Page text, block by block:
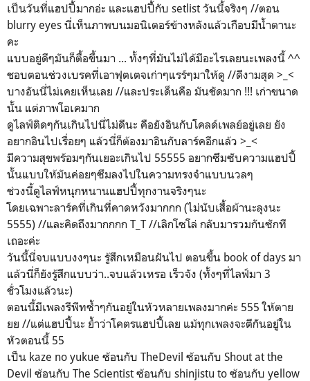
เป็นวันที่แฮปปี้มากอ่ะ และแฮปปี้กับ setlist วันนี้จริงๆ //ตอน
blurry eyes นี่เห็นภาพบนมอนิเตอร์ข้างหลังแล้วเกือบมีน้ำตานะ
คะ
แบบอยู่ดีๆมันก็ตื้อขึ้นมา ... ทั้งๆที่มันไม่ได้มีอะไรเลยนะเพลงนี้ ^^
ชอบตอนช่วงเบรคที่เอาฟุตเตจเก่าๆแรร์ๆมาให้ดู //ดีงามสุด >_<
บางอันนี่ไม่เคยเห็นเลย //และประเด็นคือ มันชัดมาก !!! เก่าขนาด
นั้น แต่ภาพโอเคมาก
ดูไลฟ์ติดๆกันเกินไปนี่ไม่ดีนะ คือยังอินกับโคลด์เพลย์อยู่เลย ยัง
อยากอินไปเรื่อยๆ แล้วนี่ก็ต้องมาอินกับลาร์คอีกแล้ว >_<
มีความสุขพร้อมๆกันเยอะเกินไป 55555 อยากซึมซับความแฮปปี้
นั้นแบบให้มันค่อยๆซึมลงไปในความทรงจำแบบนวลๆ
ช่วงนี้ดูไลฟ์หนุกหนานแฮปปี้ทุกงานจริงๆนะ
โดยเฉพาะลาร์คที่เกินที่คาดหวังมากกก (ไม่นับเสื้อผ้านะลุงนะ
5555) //และคิดถึงมากกกก T_T //เลิกโซโล่ กลับมารวมกันซักที
เถอะค่ะ
วันนี้นี่จบแบบงงๆนะ รู้สึกเหมือนฝันไป ตอนขึ้น book of days มา
แล้วนี่ก็ยังรู้สึกแบบว่า..จบแล้วเหรอ เร็วจัง (ทั้งๆที่ไลฟ์มา 3
ชั่วโมงแล้วนะ)
ตอนนี้มีเพลงรีพีทซ้ำๆกันอยู่ในหัวหลายเพลงมากค่ะ 555 ให้ตาย
ยย //แต่แฮปปี้นะ ย้ำว่าโคตรแฮปปี้เลย แม้ทุกเพลงจะตีกันอยู่ใน
หัวตอนนี้ 55
เป็น kaze no yukue ซ้อนกับ TheDevil ซ้อนกับ Shout at the
Devil ซ้อนกับ The Scientist ซ้อนกับ shinjistu to ซ้อนกับ yellow